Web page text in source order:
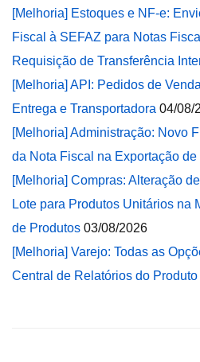
[Melhoria] Estoques e NF-e:
Fiscal à SEFAZ para Notas
Requisição de Transferência
[Melhoria] API: Pedidos de
Entrega e Transportadora 04/08/
[Melhoria] Administração: Novo
da Nota Fiscal na Exportação
[Melhoria] Compras: Alteração
Lote para Produtos Unitários na
de Produtos 03/08/2026
[Melhoria] Varejo: Todas as
Central de Relatórios do Produto